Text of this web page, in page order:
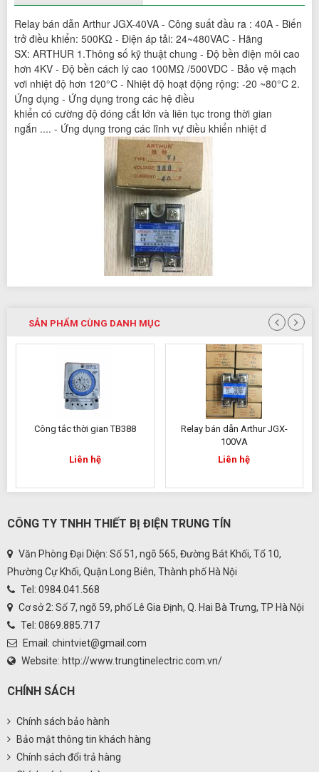
Relay bán dẫn Arthur JGX-40VA - Công suất đầu ra : 40A - Biến
trở điều khiển: 500KΩ - Điện áp tải: 24~480VAC - Hãng
SX: ARTHUR 1.Thông số kỹ thuật chung - Độ bền điện môi cao
hơn 4KV - Độ bền cách lý cao 100MΩ /500VDC - Bảo vệ mạch
vơi nhiệt độ hơn 120°C - Nhiệt độ hoạt động rộng: -20 ~80°C 2.
Ứng dụng - Ứng dụng trong các hệ điều
khiển có cường độ đóng cắt lớn và liên tục trong thời gian
ngắn .... - Ứng dụng trong các lĩnh vự điều khiển nhiệt đ
SẢN PHẨM CÙNG DANH MỤC
Relay bán dẫn Arthur JGX-
Rơ le thời gian DH48S-S
CÔNG TY TNHH THIẾT BỊ ĐIỆN TRUNG TÍN
Văn Phòng Đại Diện: Số 51, ngõ 565, Đường Bát Khối, Tổ 10,
Phường Cự Khối, Quận Long Biên, Thành phố Hà Nội
Tel: 0984.041.568
Cơ sở 2: Số 7, ngõ 59, phố Lê Gia Định, Q. Hai Bà Trưng, TP Hà Nội
Tel: 0869.885.717
Email: chintviet@gmail.com
Website: http://www.trungtinelectric.com.vn/
CHÍNH SÁCH
Chính sách bảo hành
Bảo mật thông tin khách hàng
Chính sách đổi trả hàng